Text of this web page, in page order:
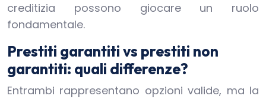
creditizia possono giocare un ruolo
fondamentale.
Prestiti garantiti vs prestiti non
garantiti: quali differenze?
Entrambi rappresentano opzioni valide, ma la